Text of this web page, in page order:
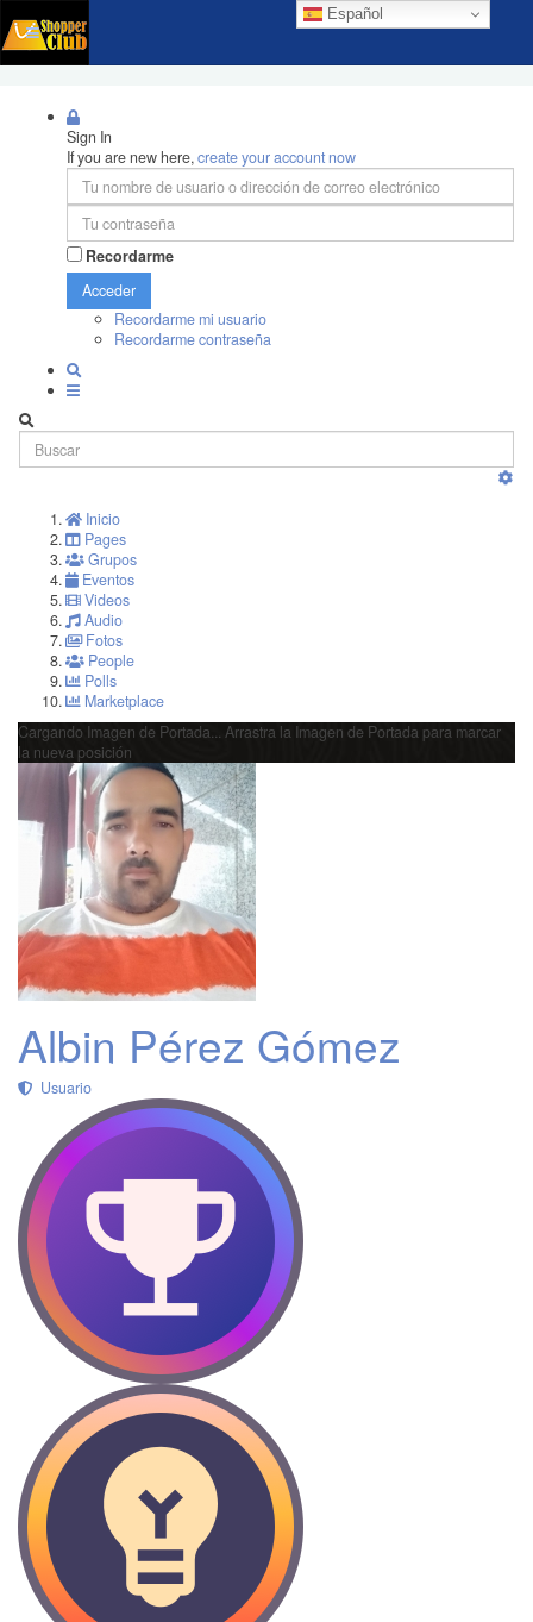
Español
Sign In
If you are new here,create your account now
Recordarme
Acceder
Recordarme mi usuario
Recordarme contraseña
Inicio
Pages
Grupos
Eventos
Videos
Audio
Fotos
People
Polls
Marketplace
Cargando Imagen de Portada...
Arrastra la Imagen de Portada para marcar
la nueva posición
Albin Pérez Gómez
Usuario